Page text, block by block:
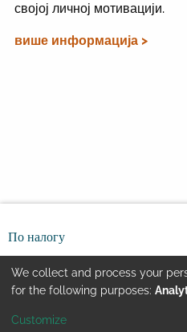
својој личној мотивацији.
више информација >
По налогу
Use
We collect and process your
for the following purposes:
Customize